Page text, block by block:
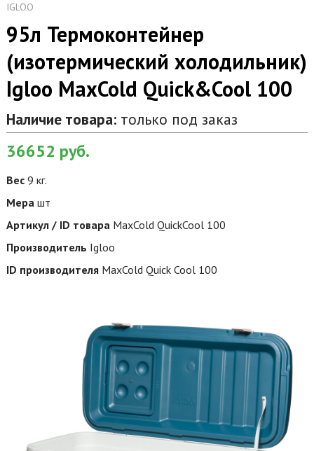
IGLOO
95л Термоконтейнер
(изотермический холодильник)
Igloo MaxCold Quick&Cool 100
Наличие товара:только под заказ
36652 руб.
Вес 9 кг.
Мера шт
Артикул / ID товара MaxCold QuickCool 100
Производитель Igloo
ID производителя MaxCold Quick Cool 100